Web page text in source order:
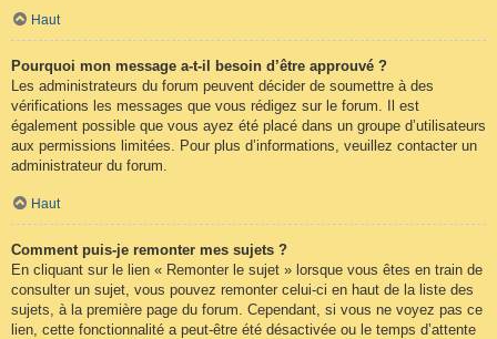
Haut
Pourquoi mon message a-t-il besoin d’être approuvé ?
Les administrateurs du forum peuvent décider de soumettre à des
vérifications les messages que vous rédigez sur le forum. Il est
également possible que vous ayez été placé dans un groupe d’utilisateurs
aux permissions limitées. Pour plus d’informations, veuillez contacter un
administrateur du forum.
Haut
Comment puis-je remonter mes sujets ?
En cliquant sur le lien « Remonter le sujet » lorsque vous êtes en train de
consulter un sujet, vous pouvez remonter celui-ci en haut de la liste des
sujets, à la première page du forum. Cependant, si vous ne voyez pas ce
lien, cette fonctionnalité a peut-être été désactivée ou le temps d’attente